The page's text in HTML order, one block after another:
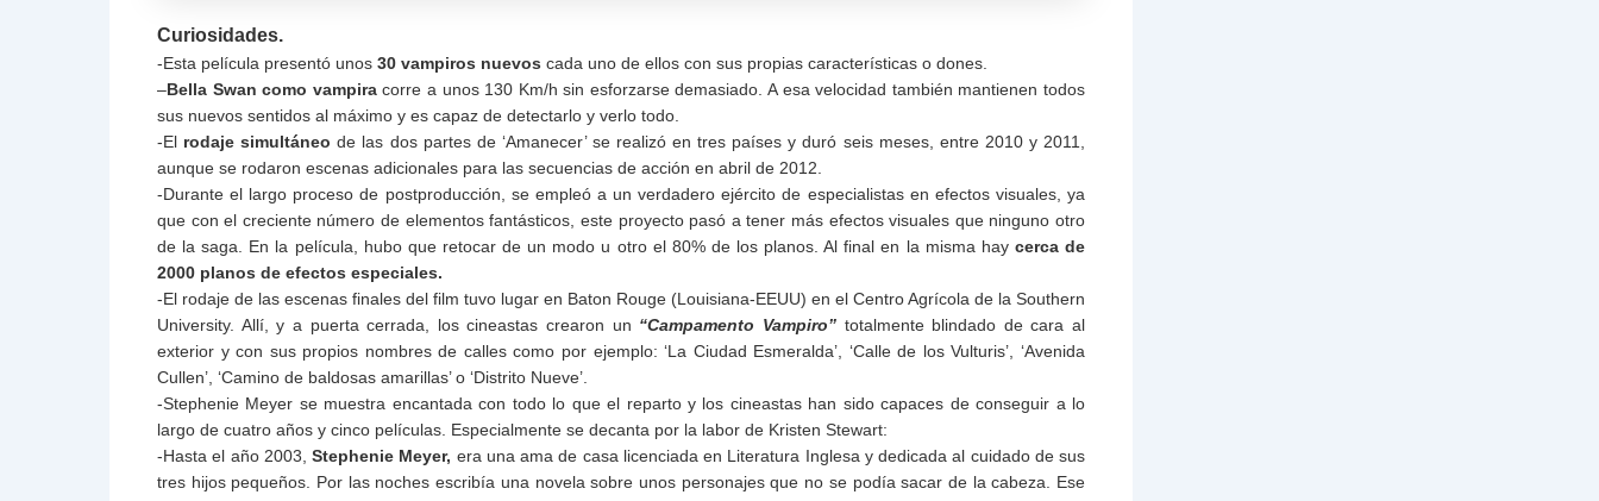
Curiosidades.
-Esta película presentó unos 30 vampiros nuevos cada uno de ellos con sus propias características o dones.
–Bella Swan como vampiracorre a unos 130 Km/h sin esforzarse demasiado. A esa velocidad también mantienen todos
sus nuevos sentidos al máximo y es capaz de detectarlo y verlo todo.
-El rodaje simultáneo de las dos partes de ‘Amanecer’ se realizó en tres países y duró seis meses, entre 2010 y 2011,
aunque se rodaron escenas adicionales para las secuencias de acción en abril de 2012.
-Durante el largo proceso de postproducción, se empleó a un verdadero ejército de especialistas en efectos visuales, ya
que con el creciente número de elementos fantásticos, este proyecto pasó a tener más efectos visuales que ninguno otro
de la saga. En la película, hubo que retocar de un modo u otro el 80% de los planos. Al final en la misma hay cerca de
2000 planos de efectos especiales.
-El rodaje de las escenas finales del film tuvo lugar en Baton Rouge (Louisiana-EEUU) en el Centro Agrícola de la Southern
University. Allí, y a puerta cerrada, los cineastas crearon un “Campamento Vampiro”totalmente blindado de cara al
exterior y con sus propios nombres de calles como por ejemplo: ‘La Ciudad Esmeralda’, ‘Calle de los Vulturis’, ‘Avenida
Cullen’, ‘Camino de baldosas amarillas’ o ‘Distrito Nueve’.
-Stephenie Meyer se muestra encantada con todo lo que el reparto y los cineastas han sido capaces de conseguir a lo
largo de cuatro años y cinco películas. Especialmente se decanta por la labor de Kristen Stewart:
-Hasta el año 2003, Stephenie Meyer, era una ama de casa licenciada en Literatura Inglesa y dedicada al cuidado de sus
tres hijos pequeños. Por las noches escribía una novela sobre unos personajes que no se podía sacar de la cabeza. Ese